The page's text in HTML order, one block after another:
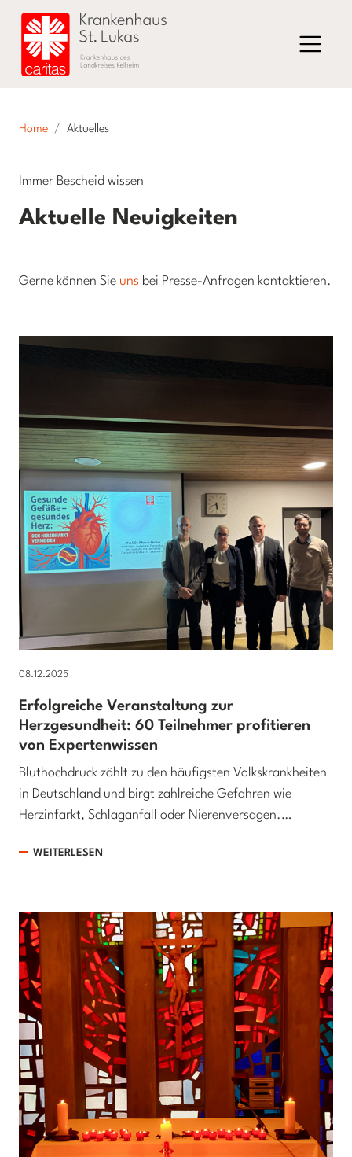
Home Aktuelles
Immer Bescheid wissen
Aktuelle Neuigkeiten
Gerne können Sie uns bei Presse-Anfragen kontaktieren.
08.12.2025
Erfolgreiche Veranstaltung zur
Herzgesundheit: 60 Teilnehmer profitieren
von Expertenwissen
Bluthochdruck zählt zu den häufigsten Volkskrankheiten
in Deutschland und birgt zahlreiche Gefahren wie
Herzinfarkt, Schlaganfall oder Nierenversagen.…
WEITERLESEN